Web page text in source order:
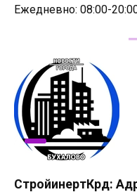
Ежедневно: 08:00-
СтройинертКрд: